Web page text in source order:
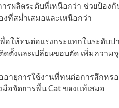
ลิตระดับที่เหนือกว่า ช่วยป้องกั
งที่สม่ำเสมอและเหนือกว่า
ให้ทนต่อแรงกระแทกในระดับ
ดตั้งและเปลี่ยนขอบตัด เพิ่มคว
ายุการใช้งานที่ทนต่อการสึกห
อจัดการพื้น Cat ของแท้เสมอ